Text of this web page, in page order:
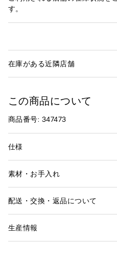
す。
在庫がある近隣店舗
この商品について
商品番号: 347473
仕様
素材・お手入れ
配送・交換・返品について
生産情報